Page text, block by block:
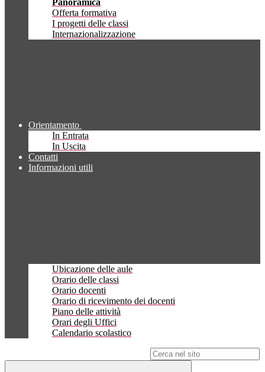
Panoramica
Offerta formativa
I progetti delle classi
Internazionalizzazione
Orientamento
In Entrata
In Uscita
Contatti
Informazioni utili
Ubicazione delle aule
Orario delle classi
Orario docenti
Orario di ricevimento dei docenti
Piano delle attività
Orari degli Uffici
Calendario scolastico